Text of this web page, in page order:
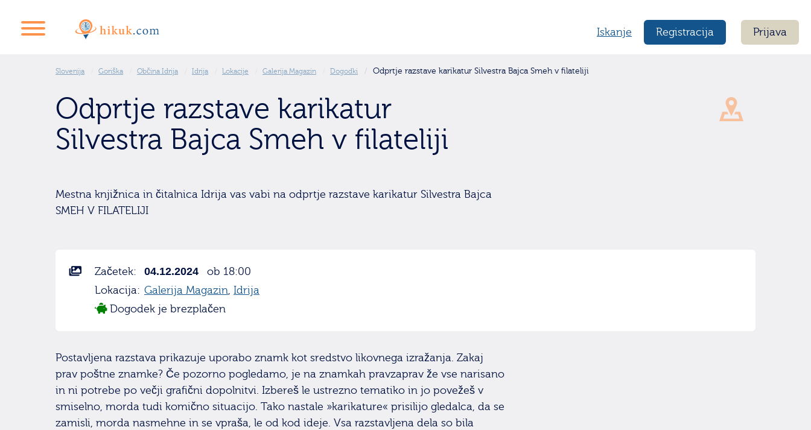
Registracija Prijava
Iskanje
Slovenija Goriška Občina Idrija Idrija Lokacije Galerija Magazin Dogodki Odprtje razstave karikatur Silvestra Bajca Smeh v filateliji
Odprtje razstave karikatur
Silvestra Bajca Smeh v filateliji
Mestna knjižnica in čitalnica Idrija vas vabi na odprtje razstave karikatur Silvestra Bajca
SMEH V FILATELIJI
Začetek: 04.12.2024
ob 18:00
Lokacija: Galerija Magazin, Idrija
Dogodek je brezplačen
Postavljena razstava prikazuje uporabo znamk kot sredstvo likovnega izražanja. Zakaj
prav poštne znamke? Če pozorno pogledamo, je na znamkah pravzaprav že vse narisano
in ni potrebe po večji grafični dopolnitvi. Izbereš le ustrezno tematiko in jo povežeš v
smiselno, morda tudi komično situacijo. Tako nastale »karikature« prisilijo gledalca, da se
zamisli, morda nasmehne in se vpraša, le od kod ideje. Vsa razstavljena dela so bila